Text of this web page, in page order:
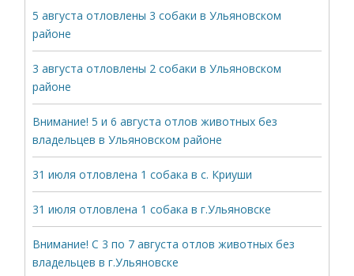
5 августа отловлены 3 собаки в Ульяновском
районе
3 августа отловлены 2 собаки в Ульяновском
районе
Внимание! 5 и 6 августа отлов животных без
владельцев в Ульяновском районе
31 июля отловлена 1 собака в с. Криуши
31 июля отловлена 1 собака в г.Ульяновске
Внимание! С 3 по 7 августа отлов животных без
владельцев в г.Ульяновске